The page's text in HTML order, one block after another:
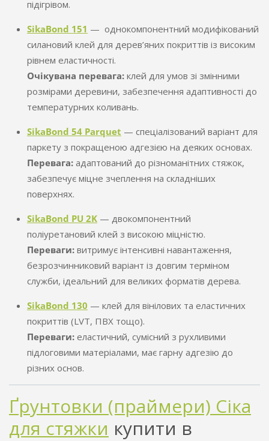
підігрівом.
SikaBond 151 — однокомпонентний модифікований
силановий клей для дерев’яних покриттів із високим
рівнем еластичності.
Очікувана перевага:клей для умов зі змінними
розмірами деревини, забезпечення адаптивності до
температурних коливань.
SikaBond 54 Parquet — спеціалізований варіант для
паркету з покращеною адгезією на деяких основах.
Перевага:адаптований до різноманітних стяжок,
забезпечує міцне зчеплення на складніших
поверхнях.
SikaBond PU 2K— двокомпонентний
поліуретановий клей з високою міцністю.
Переваги:витримує інтенсивні навантаження,
безрозчинниковий варіант із довгим терміном
служби, ідеальний для великих форматів дерева.
SikaBond 130 — клей для вінілових та еластичних
покриттів (LVT, ПВХ тощо).
Переваги:еластичний, сумісний з рухливими
підлоговими матеріалами, має гарну адгезію до
різних основ.
Ґрунтовки (праймери) Сіка
для стяжки купити в